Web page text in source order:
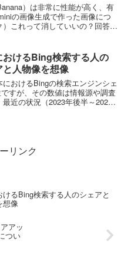
）は非常に性能が高く、有
の画像生成で作った画像につ
）これって消していいの？回答
おけるBing検索する人の
と人物像を想像
おけるBingの検索エンジンシェ
すが、その数値は情報源や調査
近の状況（2023年後半～2025
リンク
けるBing検索する人のシェアと
想像
アッ
つい